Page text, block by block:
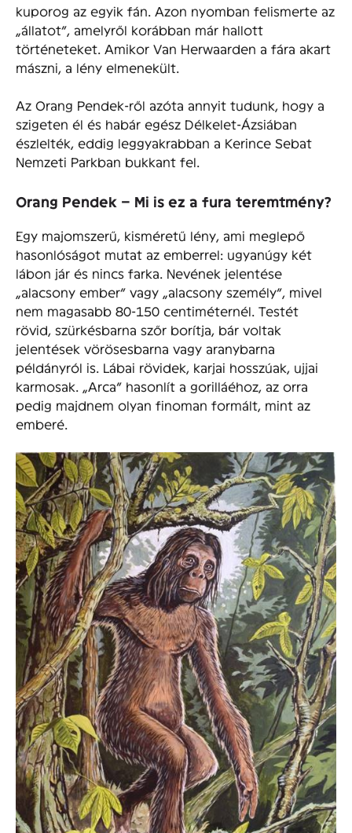
kuporog az egyik fán. Azon nyomban felismerte az
„állatot”, amelyről korábban már hallott
történeteket. Amikor Van Herwaarden a fára akart
mászni, a lény elmenekült.
Az Orang Pendek-ről azóta annyit tudunk, hogy a
szigeten él és habár egész Délkelet-Ázsiában
észlelték, eddig leggyakrabban a Kerince Sebat
Nemzeti Parkban bukkant fel.
Orang Pendek – Mi is ez a fura teremtmény?
Egy majomszerű, kisméretű lény, ami meglepő
hasonlóságot mutat az emberrel: ugyanúgy két
lábon jár és nincs farka. Nevének jelentése
„alacsony ember” vagy „alacsony személy”, mivel
nem magasabb 80-150 centiméternél. Testét
rövid, szürkésbarna szőr borítja, bár voltak
jelentések vörösesbarna vagy aranybarna
példányról is. Lábai rövidek, karjai hosszúak, ujjai
karmosak. „Arca” hasonlít a gorilláéhoz, az orra
pedig majdnem olyan finoman formált, mint az
emberé.